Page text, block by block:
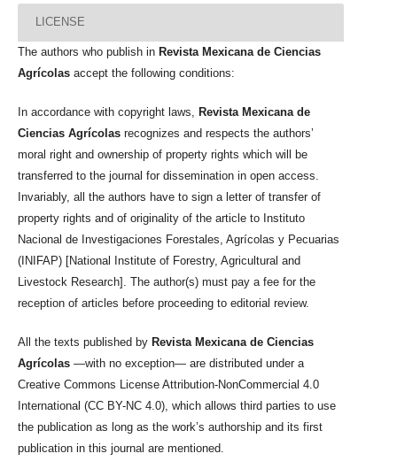
LICENSE
The authors who publish in Revista Mexicana de Ciencias
Agrícolas accept the following conditions:
In accordance with copyright laws,
Revista Mexicana de
Ciencias Agrícolas recognizes and respects the authors’
moral right and ownership of property rights which will be
transferred to the journal for dissemination in open access.
Invariably, all the authors have to sign a letter of transfer of
property rights and of originality of the article to Instituto
Nacional de Investigaciones Forestales, Agrícolas y Pecuarias
(INIFAP) [National Institute of Forestry, Agricultural and
Livestock Research]. The author(s) must pay a fee for the
reception of articles before proceeding to editorial review.
All the texts published by Revista Mexicana de Ciencias
Agrícolas —with no exception— are distributed under a
Creative Commons License Attribution-NonCommercial 4.0
International (CC BY-NC 4.0), which allows third parties to use
the publication as long as the work’s authorship and its first
publication in this journal are mentioned.